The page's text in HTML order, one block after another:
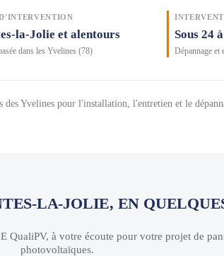
la-Jolie et alentours
dans les Yvelines (78)
Sous 24
Dépannage et
Yvelines pour l'installation, l'entretien et le
LA-JOLIE, EN
QualiPV, à votre écoute pour votre projet de
photovoltaïques.